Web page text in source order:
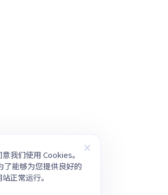
我们使用 Cookies。
了能够为您提供良好的
正常运行。